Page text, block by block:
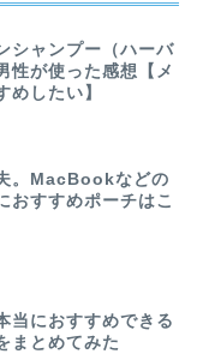
シャンプー（ハーバ
性が使った感想【メ
めしたい】
。MacBookなどの
おすすめポーチはこ
当におすすめできる
まとめてみた